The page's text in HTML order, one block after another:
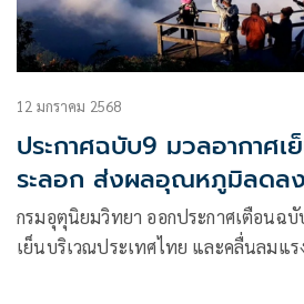
12 มกราคม 2568
ประกาศฉบับ9 มวลอากาศเ
ระลอก ส่งผลอุณหภูมิลดล
กรมอุตุนิยมวิทยา ออกประกาศเตือนฉบั
เย็นบริเวณประเทศไทย และคลื่นลมแร